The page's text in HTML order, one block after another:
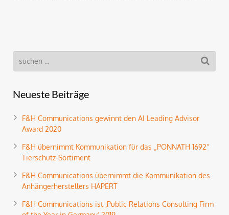
Neueste Beiträge
F&H Communications gewinnt den AI Leading Advisor
Award 2020
F&H übernimmt Kommunikation für das „PONNATH 1692“
Tierschutz-Sortiment
F&H Communications übernimmt die Kommunikation des
Anhängerherstellers HAPERT
F&H Communications ist ‚Public Relations Consulting Firm